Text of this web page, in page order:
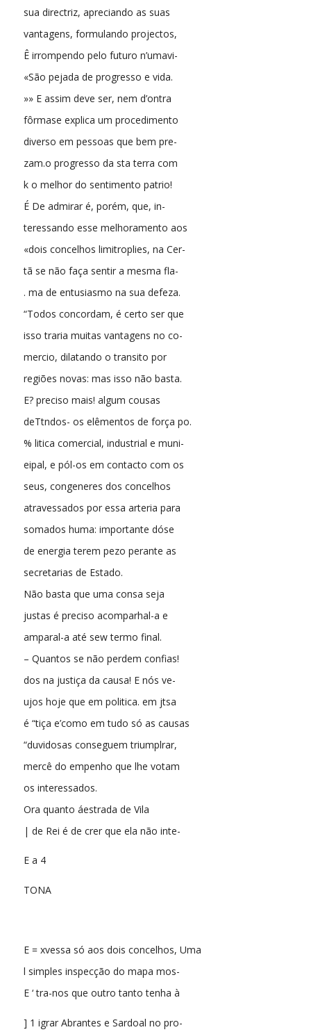
sua directriz, apreciando as suas
vantagens, formulando projectos,
Ê irrompendo pelo futuro n’umavi-
«São pejada de progresso e vida.
»» E assim deve ser, nem d’ontra
fôrmase explica um procedimento
diverso em pessoas que bem pre-
zam.o progresso da sta terra com
k o melhor do sentimento patrio!
É De admirar é, porém, que, in-
teressando esse melhoramento aos
«dois concelhos limitroplies, na Cer-
tã se não faça sentir a mesma fla-
. ma de entusiasmo na sua defeza.
“Todos concordam, é certo ser que
isso traria muitas vantagens no co-
mercio, dilatando o transito por
regiões novas: mas isso não basta.
E? preciso mais! algum cousas
deTtndos- os elêmentos de força po.
% litica comercial, industrial e muni-
eipal, e pól-os em contacto com os
seus, congeneres dos concelhos
atravessados por essa arteria para
somados huma: importante dóse
de energia terem pezo perante as
secretarias de Estado.
Não basta que uma consa seja
justas é preciso acomparhal-a e
amparal-a até sew termo final.
– Quantos se não perdem confias!
dos na justiça da causa! E nós ve-
ujos hoje que em politica. em jtsa
é “tiça e’como em tudo só as causas
“duvidosas conseguem triumplrar,
mercê do empenho que lhe votam
os interessados.
Ora quanto áestrada de Vila
| de Rei é de crer que ela não inte-
E a 4
TONA
E = xvessa só aos dois concelhos, Uma
l simples inspecção do mapa mos-
E ‘ tra-nos que outro tanto tenha à
] 1 igrar Abrantes e Sardoal no pro-